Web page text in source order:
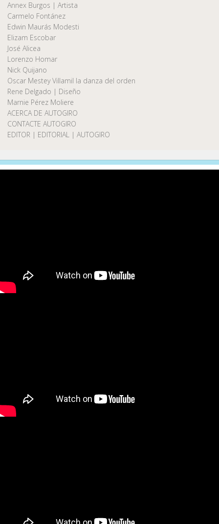
Annex Burgos | Artista
Carmelo Fontánez
Edwin Maurás Modesti
Elizam Escobar
José Alicea
Lorenzo Homar
Nick Quijano
Oscar Mestey Villamil la danza del orden
Rene Delgado | Diseño
Marnie Pérez Moliere
ACERCA DE AUTOGIRO
CONTACTE AUTOGIRO
EDITOR | EDITORIAL | AUTOGIRO